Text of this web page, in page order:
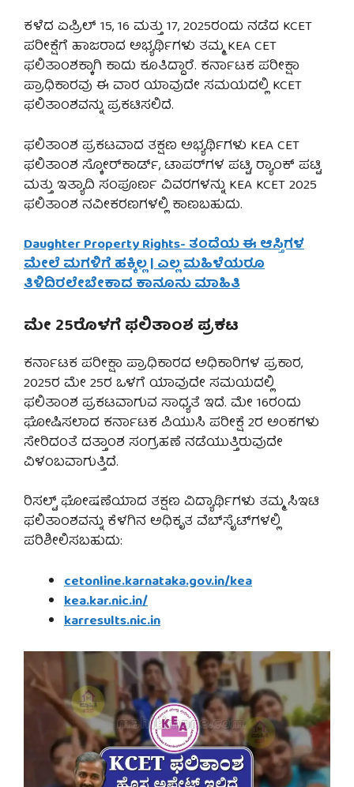
ಕಳೆದ ಏಪ್ರಿಲ್ 15, 16 ಮತ್ತು 17, 2025ರಂದು ನಡೆದ KCET
ಪರೀಕ್ಷೆಗೆ ಹಾಜರಾದ ಅಭ್ಯರ್ಥಿಗಳು ತಮ್ಮ KEA CET
ಫಲಿತಾಂಶಕ್ಕಾಗಿ ಕಾದು ಕೂತಿದ್ದಾರೆ. ಕರ್ನಾಟಕ ಪರೀಕ್ಷಾ
ಪ್ರಾಧಿಕಾರವು ಈ ವಾರ ಯಾವುದೇ ಸಮಯದಲ್ಲಿ KCET
ಫಲಿತಾಂಶವನ್ನು ಪ್ರಕಟಿಸಲಿದೆ.
ಫಲಿತಾಂಶ ಪ್ರಕಟವಾದ ತಕ್ಷಣ ಅಭ್ಯರ್ಥಿಗಳು KEA CET
ಫಲಿತಾಂಶ ಸ್ಕೋರ್‌ಕಾರ್ಡ್, ಟಾಪರ್‌ಗಳ ಪಟ್ಟಿ, ರ‍್ಯಾಂಕ್ ಪಟ್ಟಿ
ಮತ್ತು ಇತ್ಯಾದಿ ಸಂಪೂರ್ಣ ವಿವರಗಳನ್ನು KEA KCET 2025
ಫಲಿತಾಂಶ ನವೀಕರಣಗಳಲ್ಲಿ ಕಾಣಬಹುದು.
Daughter Property Rights- ತಂದೆಯ ಈ ಆಸ್ತಿಗಳ
ಮೇಲೆ ಮಗಳಿಗೆ ಹಕ್ಕಿಲ್ಲ | ಎಲ್ಲ ಮಹಿಳೆಯರೂ
ತಿಳಿದಿರಲೇಬೇಕಾದ ಕಾನೂನು ಮಾಹಿತಿ
ಮೇ 25ರೊಳಗೆ ಫಲಿತಾಂಶ ಪ್ರಕಟ
ಕರ್ನಾಟಕ ಪರೀಕ್ಷಾ ಪ್ರಾಧಿಕಾರದ ಅಧಿಕಾರಿಗಳ ಪ್ರಕಾರ,
2025ರ ಮೇ 25ರ ಒಳಗೆ ಯಾವುದೇ ಸಮಯದಲ್ಲಿ
ಫಲಿತಾಂಶ ಪ್ರಕಟವಾಗುವ ಸಾಧ್ಯತೆ ಇದೆ. ಮೇ 16ರಂದು
ಘೋಷಿಸಲಾದ ಕರ್ನಾಟಕ ಪಿಯುಸಿ ಪರೀಕ್ಷೆ 2ರ ಅಂಕಗಳು
ಸೇರಿದಂತೆ ದತ್ತಾಂಶ ಸಂಗ್ರಹಣೆ ನಡೆಯುತ್ತಿರುವುದೇ
ವಿಳಂಬವಾಗುತ್ತಿದೆ.
ರಿಸಲ್ಟ್ ಘೋಷಣೆಯಾದ ತಕ್ಷಣ ವಿದ್ಯಾರ್ಥಿಗಳು ತಮ್ಮ ಸಿಇಟಿ
ಫಲಿತಾಂಶವನ್ನು ಕೆಳಗಿನ ಅಧಿಕೃತ ವೆಬ್‌ಸೈಟ್‌ಗಳಲ್ಲಿ
ಪರಿಶೀಲಿಸಬಹುದು:
cetonline.karnataka.gov.in/kea
kea.kar.nic.in/
karresults.nic.in